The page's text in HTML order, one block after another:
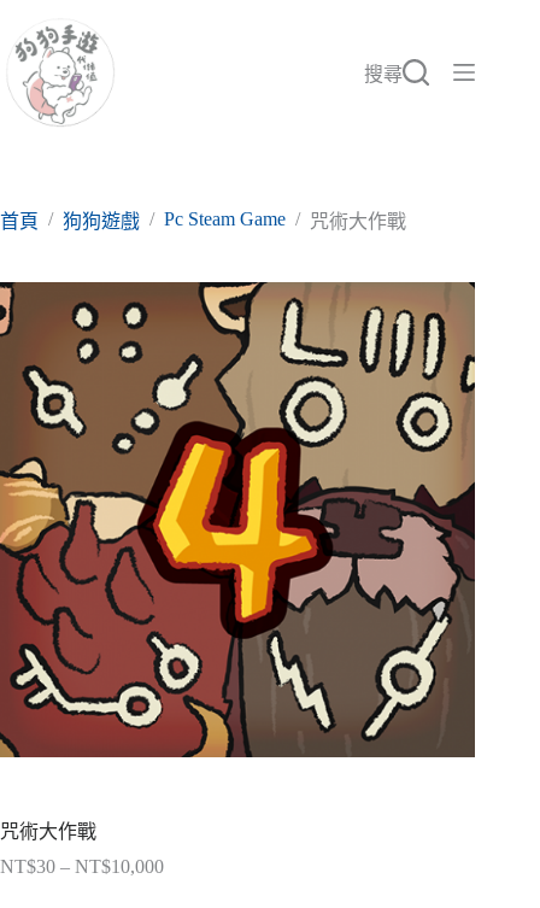
至
要
搜尋
首頁 / 狗狗遊戲 / Pc Steam Game / 咒術大作戰
咒術大作戰
NT$30 – NT$10,000價